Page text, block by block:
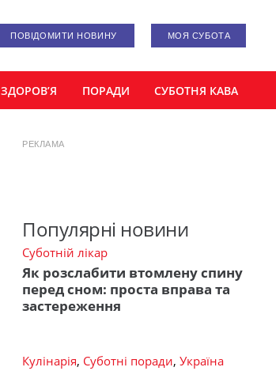
ПОВІДОМИТИ НОВИНУ МОЯ СУБОТА
ЗДОРОВ’Я ПОРАДИ СУБОТНЯ КАВА
РЕКЛАМА
Популярні новини
Суботній лікар
Як розслабити втомлену спину
перед сном: проста вправа та
застереження
Кулінарія, Суботні поради, Україна